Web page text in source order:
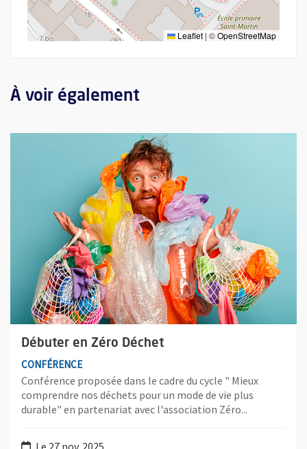
Leaflet | ©OpenStreetMap
À voir également
Débuter en Zéro Déchet
CONFÉRENCE
Conférence proposée dans le cadre du cycle " Mieux
comprendre nos déchets pour un mode de vie plus
durable" en partenariat avec l'association Zéro...
Plus d'information sur l'évènement : Débuter en Zéro Déchet